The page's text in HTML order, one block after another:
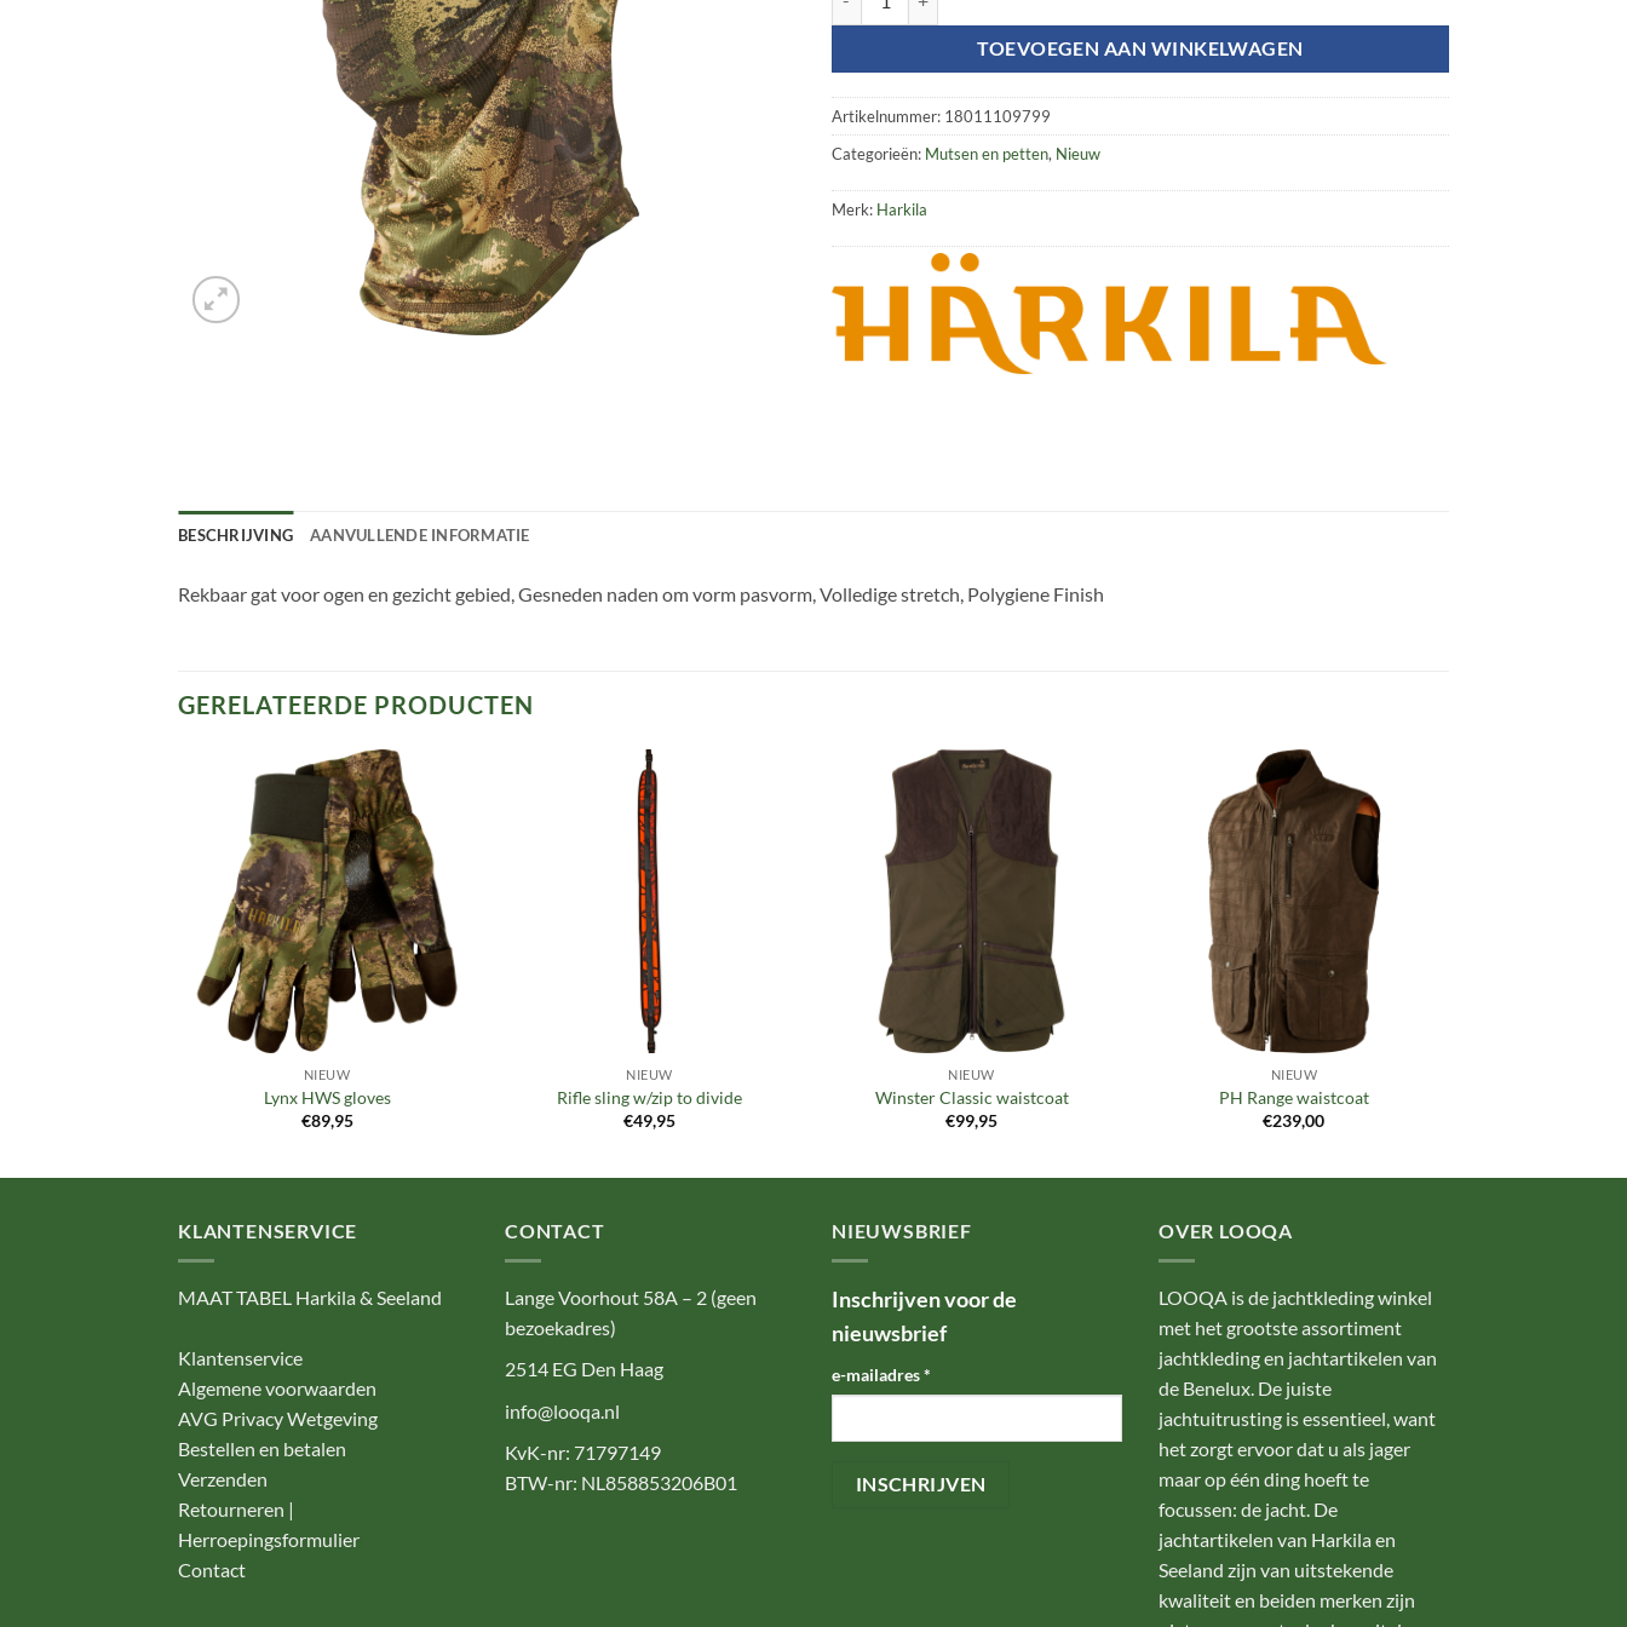
TOEVOEGEN AAN WINKELWAGEN
Artikelnummer: 18011109799
Categorieën: Mutsen en petten, Nieuw
Merk: Harkila
BESCHRIJVING AANVULLENDE INFORMATIE
Rekbaar gat voor ogen en gezicht gebied, Gesneden naden om vorm pasvorm, Volledige stretch, Polygiene Finish
GERELATEERDE PRODUCTEN
Toevoegen
aan
verlanglijst
NIEUW
Lynx HWS gloves
€89,95
NIEUW
Rifle sling w/zip to divide
€49,95
Toevoegen
verlanglijst
NIEUW
Winster Classic waistcoat
€99,95
Toevoegen
aan
verlanglijst
NIEUW
PH Range waistcoat
€239,00
KLANTENSERVICE
MAAT TABEL Harkila & Seeland
Klantenservice
Algemene voorwaarden
AVG Privacy Wetgeving
Bestellen en betalen
Verzenden
Retourneren |
Herroepingsformulier
Contact
CONTACT
Lange Voorhout 58A – 2 (geen
bezoekadres)
2514 EG Den Haag
info@looqa.nl
KvK-nr: 71797149
BTW-nr: NL858853206B01
NIEUWSBRIEF
Inschrijven voor de
nieuwsbrief
e-mailadres*
OVER LOOQA
LOOQA is de jachtkleding winkel
met het grootste assortiment
jachtkleding en jachtartikelen van
de Benelux. De juiste
jachtuitrusting is essentieel, want
het zorgt ervoor dat u als jager
maar op één ding hoeft te
focussen: de jacht. De
jachtartikelen van Harkila en
Seeland zijn van uitstekende
kwaliteit en beiden merken zijn